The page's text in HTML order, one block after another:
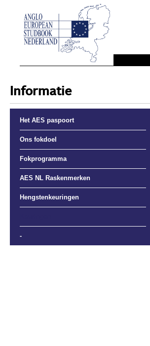
Informatie
Het AES paspoort
Ons fokdoel
Fokprogramma
AES NL Raskenmerken
Hengstenkeuringen
-